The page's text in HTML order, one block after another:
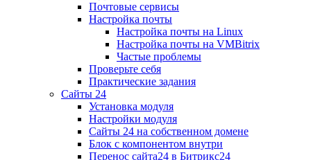
Почтовые сервисы
Настройка почты
Настройка почты на Linux
Настройка почты на VMBitrix
Частые проблемы
Проверьте себя
Практические задания
Сайты 24
Установка модуля
Настройки модуля
Сайты 24 на собственном домене
Блок с компонентом внутри
Перенос сайта24 в Битрикс24